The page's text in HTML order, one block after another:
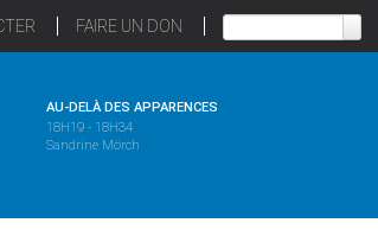
FAIRE UN DON
AU-DELÀ DES APPARENCES
18H19 - 18H34
Sandrine Mörch